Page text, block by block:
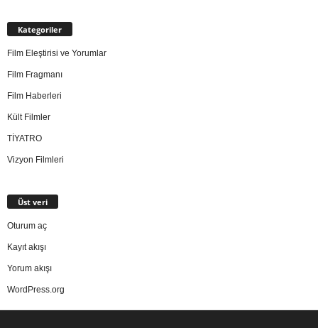
Kategoriler
Film Eleştirisi ve Yorumlar
Film Fragmanı
Film Haberleri
Kült Filmler
TİYATRO
Vizyon Filmleri
Üst veri
Oturum aç
Kayıt akışı
Yorum akışı
WordPress.org